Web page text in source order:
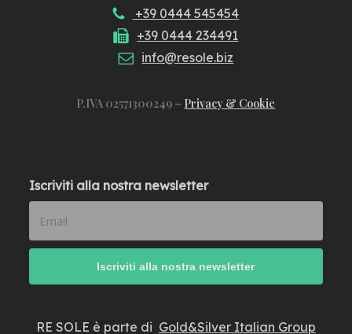
+39 0444 545454
+39 0444 234491
info@resole.biz
P.IVA 02571300249 – Privacy & Cookie
Iscriviti alla nostra newsletter
RE SOLE è parte di Gold&Silver Italian Group